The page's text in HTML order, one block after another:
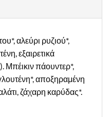
αλεύρι ρυζιού*,
εξαιρετικά
Μπέικιν πάουντερ*,
αποξηραμένη
ζάχαρη καρύδας*.